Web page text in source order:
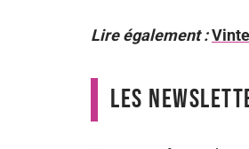
Lire également :
Les